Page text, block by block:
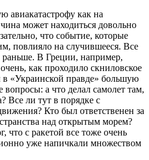
авиакатастрофу как на
может находиться довольно
что событие, которые
повлияло на случившееся. Все
раньше. В Греции, например,
как проходило скниловское
в «Украинской правде» большую
вопросы: а что делал самолет там,
Все ли тут в порядке с
Кто был ответственен за
над открытым морем?
что с ракетой все тоже очень
уже напичкали множеством